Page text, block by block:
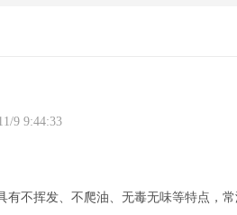
9 9:44:33
不挥发、不爬油、无毒无味等特点，